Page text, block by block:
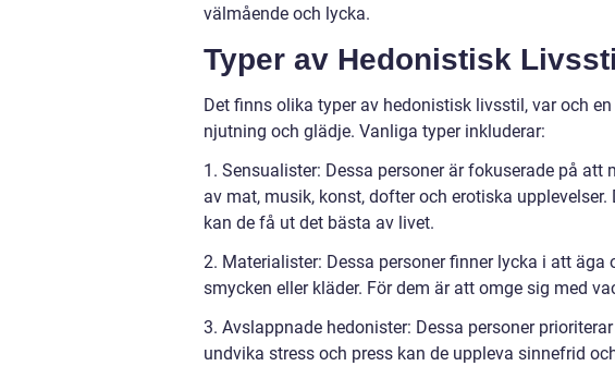
välmående och lycka.
Typer av Hedonistisk
Det finns olika typer av hedonistisk livsstil, var och
njutning och glädje. Vanliga typer inkluderar:
1. Sensualister: Dessa personer är fokuserade på
av mat, musik, konst, dofter och erotiska
kan de få ut det bästa av livet.
2. Materialister: Dessa personer finner lycka i att
smycken eller kläder. För dem är att omge sig med
3. Avslappnade hedonister: Dessa personer
undvika stress och press kan de uppleva sinnefrid